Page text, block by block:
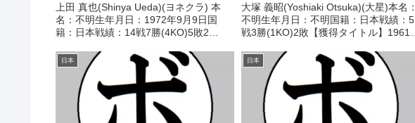
上田 真也(Shinya Ueda)(ヨネクラ) 本
名：不明生年月日：1972年9月9日国
籍：日本戦績：14戦7勝(4KO)5敗2
1992/02/11 ○2RKO 井上 正憲(沼
田)1992/03/30 ○...
大塚 義昭(Yoshiaki Otsuka)(大星)本名：
不明生年月日：不明国籍：日本戦績：5
戦3勝(1KO)2敗【獲得タイトル】1961年
1961/08/07 ○4R判定 (採点不明) 原田
健一(平安)...
日本 日本